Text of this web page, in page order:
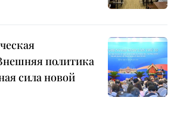
политика
сила новой